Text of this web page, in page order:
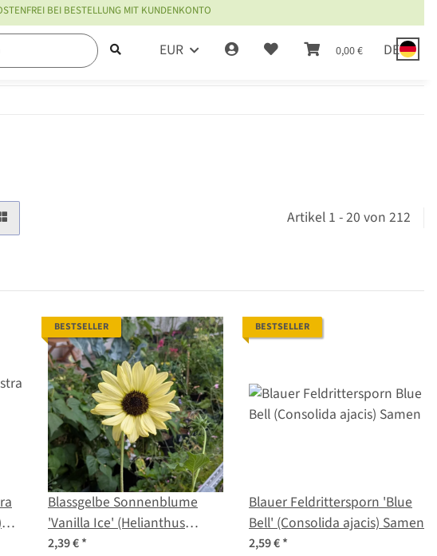
BEI BESTELLUNG MIT KUNDENKONTO
EUR 0,00 € DE
Artikel 1 - 20 von 212
BESTSELLER
Blassgelbe Sonnenblume
'Vanilla Ice' (Helianthus
debilis) Samen
2,39 €*
BESTSELLER
Blauer Feldrittersporn 'Blue
Bell' (Consolida ajacis) Samen
2,59 €*